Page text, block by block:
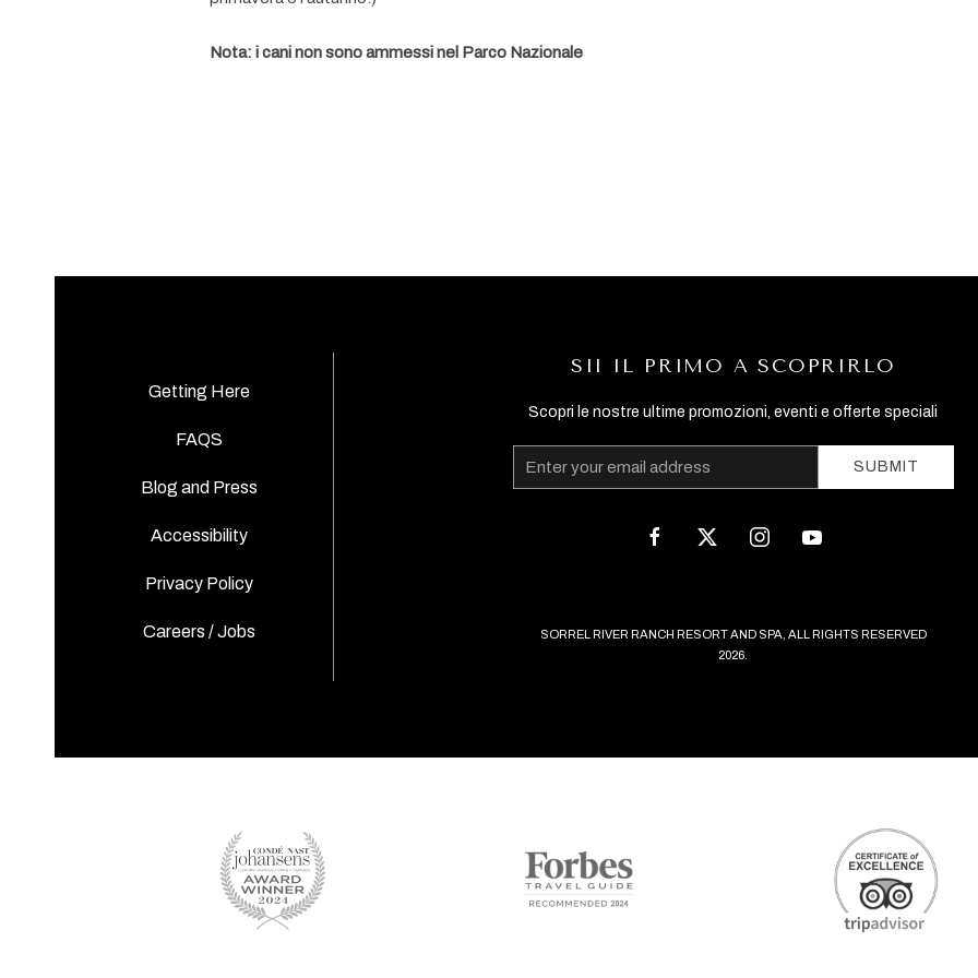
Nota: i cani non sono ammessi nel Parco Nazionale
SII IL PRIMO A SCOPRIRLO
Scopri le nostre ultime promozioni, eventi e offerte speciali
Email
Address
SUBMIT
facebooktwitter instagramyoutube
SORREL RIVER RANCH RESORT AND SPA, ALL RIGHTS RESERVED
2026.
Getting Here
FAQS
Blog and Press
Accessibility
Privacy Policy
Careers / Jobs